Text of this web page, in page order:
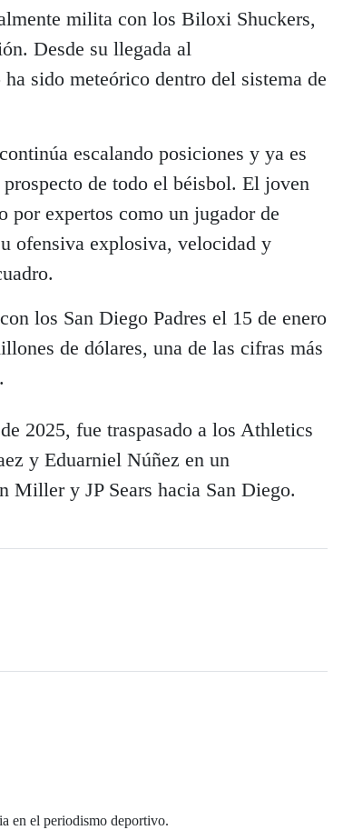
milita con los Biloxi Shuckers,
Desde su llegada al
sido meteórico dentro del sistema de
escalando posiciones y ya es
de todo el béisbol. El joven
por expertos como un jugador de
ofensiva explosiva, velocidad y
los San Diego Padres el 15 de enero
de dólares, una de las cifras más
2025, fue traspasado a los Athletics
y Eduarniel Núñez en un
Miller y JP Sears hacia San Diego.
en el periodismo deportivo.